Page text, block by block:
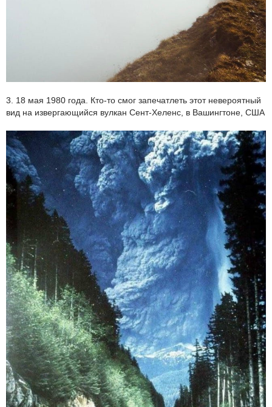
3. 18 мая 1980 года. Кто-то смог запечатлеть этот невероятный
вид на извергающийся вулкан Сент-Хеленс, в Вашингтоне, США